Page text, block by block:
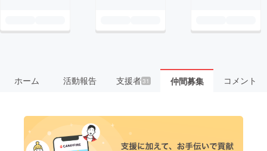
ホーム 活動報告 支援者31 仲間募集 コメント